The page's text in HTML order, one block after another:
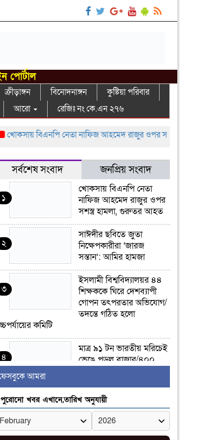
পোর্টাল
ক্রীড়াঙ্গন বিনোদনাঙ্গন
কুষ্টিয়া পরিবার
আরো রেজিঃ নং কে.এন ২৭৬
বিএনপি নেতা নাফিজ আহমেদ রাজুর ওপর সশস্ত্র হামলা, গুরুতর আহত
সর্বশেষ সংবাদ জনপ্রিয় সংবাদ
১
খোকসায় বিএনপি নেতা
নাফিজ আহমেদ রাজুর ওপর
সশস্ত্র হামলা, গুরুতর আহত
২
সাঈদীর ছবিতে জুতা
নিক্ষেপকারীরা ‘জারজ
সন্তান’: আমির হামজা
৩
ইসলামী বিশ্ববিদ্যালয়র ৪৪
শিক্ষককে ঘিরে দেশব্যাপী
গোপন তৎপরতার অভিযোগ/
তদন্তে গঠিত হলো
কমিটি
৪
মাত্র ৯১ টন ভারতীয় মরিচেই
ভেঙে পড়ল বাজার/৪০০
৫
জুলাই আন্দোলন ছিল
সম্মিলিত, লক্ষ্য হওয়া উচিত
ঐক্য ও রাষ্ট্রগঠন
আমরা
পুরোনো খবর এখানে,তারিখ অনুযায়ী